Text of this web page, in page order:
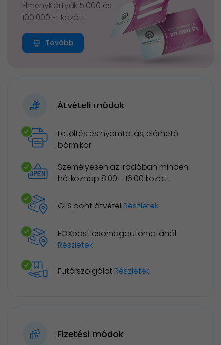
ÉlményKártyák 5.000 és
100.000 Ft között
Tovább
Átvételi módok
Letöltés és nyomtatás, elérhető
bármikor
Személyesen az irodában minden
hétköznap 8:00 - 16:00 között
GLS pont átvétel Részletek
FOXpost csomagautomatánál
Részletek
Futárszolgálat Részletek
Fizetési módok